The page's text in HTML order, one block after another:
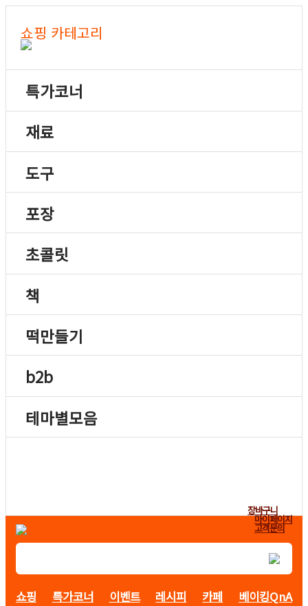
쇼핑 카테고리
특가코너
재료
도구
포장
초콜릿
책
떡만들기
b2b
테마별모음
장바구니
마이페이지
고객문의
쇼핑 특가코너 이벤트 레시피 카페 베이킹QnA